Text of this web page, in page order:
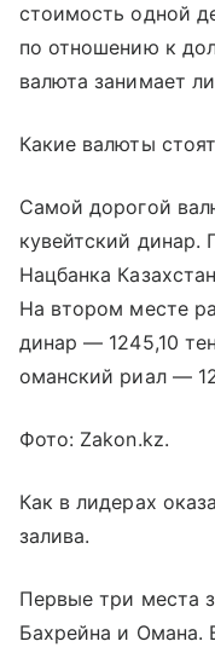
стоимость одной
по отношению к
валюта занимает
Какие валюты
Самой дорогой
кувейтский динар.
Нацбанка
На втором месте
динар — 1245,10
оманский риал —
Фото: Zakon.kz.
Как в лидерах
залива.
Первые три места
Бахрейна и Омана.